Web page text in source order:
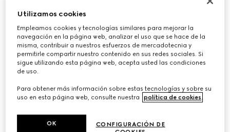
Utilizamos cookies
Empleamos cookies y tecnologías similares para mejorar la
navegación en la página web, analizar el uso que se hace de la
misma, contribuir a nuestros esfuerzos de mercadotecnia y
permitirle compartir nuestro contenido en sus redes sociales. Si
sigue utilizando esta página web, acepta usted las condiciones
de uso.
Para obtener más información sobre estas tecnologías y sobre su
uso en esta página web, consulte nuestra
política de cookies
CONFIGURACIÓN DE
OK